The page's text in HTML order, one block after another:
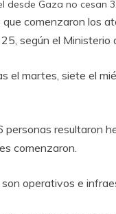
desde Gaza no cesan
comenzaron los
según el Ministerio
el martes, siete el
resultaron
comenzaron.
operativos e